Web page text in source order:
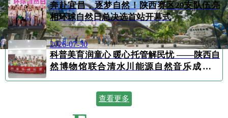
奔赴宜昌，逐梦自然！陕西赛区29支队伍亮
相环球自然日总决选首站开幕式
2026-07-30
科普美育润童心 暖心托管解民忧 ——陕西自
然博物馆联合清水川能源自然音乐成长营
顺...
查看更多